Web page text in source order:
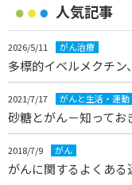
人気記事
2026/5/11 がん治療
多標的イベルメクチ
2021/7/17 がんと生活・運
砂糖とがん－知ってお
2018/7/9 がん
がんに関するよくある